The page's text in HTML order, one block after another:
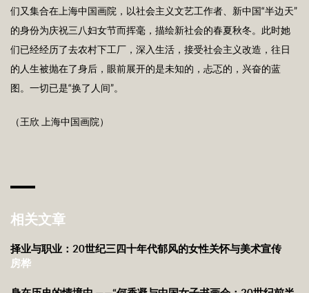
们又集合在上海中国画院，以社会主义文艺工作者、新中国“半边天”
的身份为庆祝三八妇女节而挥毫，描绘新社会的春夏秋冬。此时她
们已经经历了去农村下工厂，深入生活，接受社会主义改造，往日
的人生被抛在了身后，眼前展开的是未知的，忐忑的，兴奋的蓝
图。一切已是“换了人间”。
（王欣 上海中国画院）
相关文章
择业与职业：20世纪三四十年代郁风的女性关怀与美术宣传
房桦